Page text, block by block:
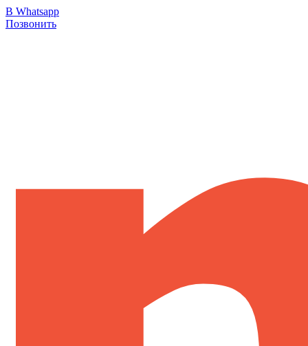
В Whatsapp
Позвонить